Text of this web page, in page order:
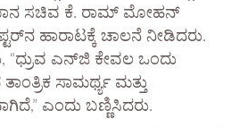
ಸಚಿವ ಕೆ. ರಾಮ್ ಮೋಹನ್
ಹಾರಾಟಕ್ಕೆ ಚಾಲನೆ ನೀಡಿದರು.
ಎನ್‌ಜಿ ಕೇವಲ ಒಂದು
ಸಾಮರ್ಥ್ಯ ಮತ್ತು
ಎಂದು ಬಣ್ಣಿಸಿದರು.